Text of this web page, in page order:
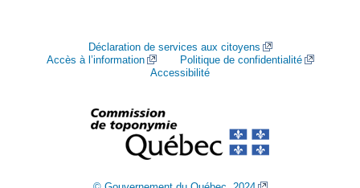
Déclaration de services aux citoyens
Accès à l’information
Politique de confidentialité
Accessibilité